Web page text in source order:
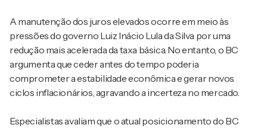
A manutenção dos juros elevados ocorre em meio às
pressões do governo Luiz Inácio Lula da Silva por uma
redução mais acelerada da taxa básica. No entanto, o BC
argumenta que ceder antes do tempo poderia
comprometer a estabilidade econômica e gerar novos
ciclos inflacionários, agravando a incerteza no mercado.
Especialistas avaliam que o atual posicionamento do BC